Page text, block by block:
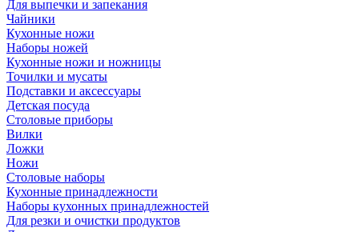
Для выпечки и запекания
Чайники
Кухонные ножи
Наборы ножей
Кухонные ножи и ножницы
Точилки и мусаты
Подставки и аксессуары
Детская посуда
Столовые приборы
Вилки
Ложки
Ножи
Столовые наборы
Кухонные принадлежности
Наборы кухонных принадлежностей
Для резки и очистки продуктов